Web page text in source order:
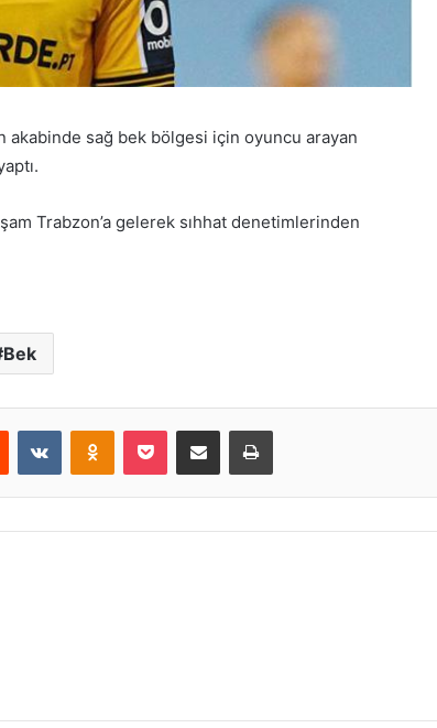
akabinde sağ bek bölgesi için oyuncu arayan
Trabzon’a gelerek sıhhat denetimlerinden
Bek
Reddit VKontakteOdnoklassniki
Pocket E-Posta ile paylaş Yazdır